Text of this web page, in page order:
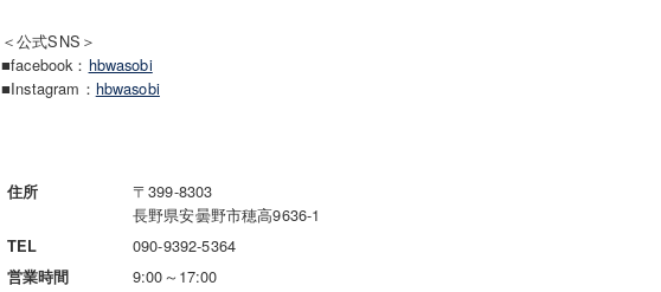
＜公式SNS＞
■facebook： hbwasobi
■Instagram： hbwasobi
住所
〒399-8303
長野県安曇野市穂高9636-1
TEL 090-9392-5364
営業時間 9:00～17:00